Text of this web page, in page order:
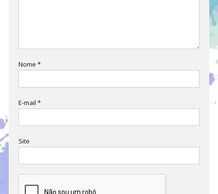
Nome *
E-mail *
Site